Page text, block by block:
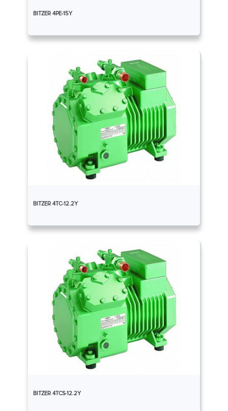
BITZER 4PE-15Y
BITZER 4TC-12.2Y
BITZER 4TCS-12.2Y